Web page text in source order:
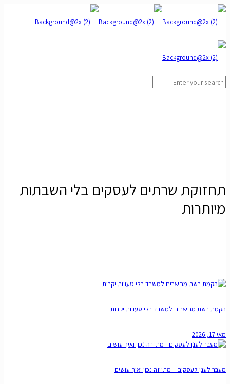
תחזוקת שרתים לעסקים בלי השבתות
מיותרות
הקמת רשת מחשבים למשרד בלי טעויות יקרות
מאי 17, 2026
מעבר לענן לעסקים – מתי זה נכון ואיך עושים